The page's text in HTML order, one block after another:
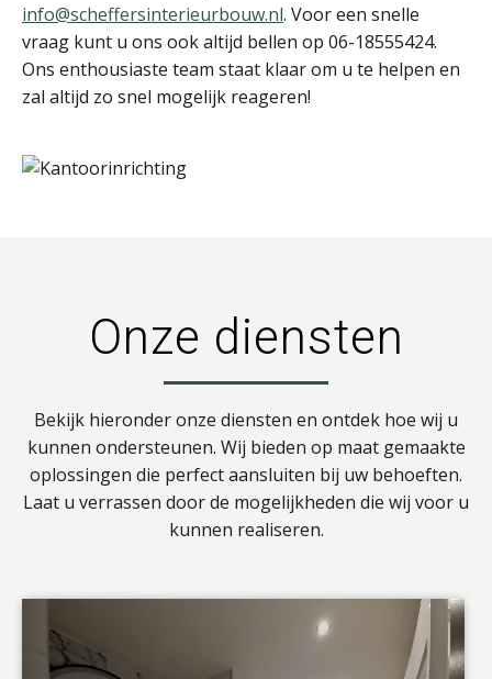
info@scheffersinterieurbouw.nl. Voor een snelle
vraag kunt u ons ook altijd bellen op 06-18555424.
Ons enthousiaste team staat klaar om u te helpen en
zal altijd zo snel mogelijk reageren!
Onze diensten
Bekijk hieronder onze diensten en ontdek hoe wij u
kunnen ondersteunen. Wij bieden op maat gemaakte
oplossingen die perfect aansluiten bij uw behoeften.
Laat u verrassen door de mogelijkheden die wij voor u
kunnen realiseren.